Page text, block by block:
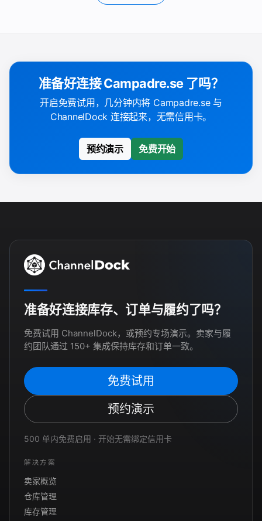
准备好连接 Campadre.se 了吗？
开启免费试用，几分钟内将 Campadre.se 与
ChannelDock 连接起来，无需信用卡。
预约演示 免费开始
准备好连接库存、订单与履约了吗？
免费试用 ChannelDock，或预约专场演示。卖家与履
约团队通过 150+ 集成保持库存和订单一致。
免费试用
预约演示
500 单内免费启用 · 开始无需绑定信用卡
解决方案
卖家概览
仓库管理
库存管理